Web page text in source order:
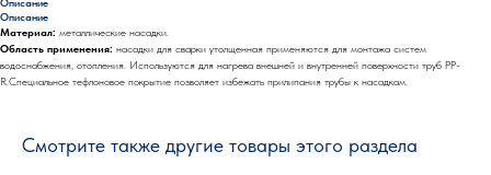
Описание
Материал: металлические насадки.
Область применения: насадки для сварки утолщенная применяются для монтажа систем
водоснабжения, отопления. Используются для нагрева внешней и внутренней поверхности труб PP-
R.Специальное тефлоновое покрытие позволяет избежать прилипания трубы к насадкам.
Смотрите также другие товары этого раздела